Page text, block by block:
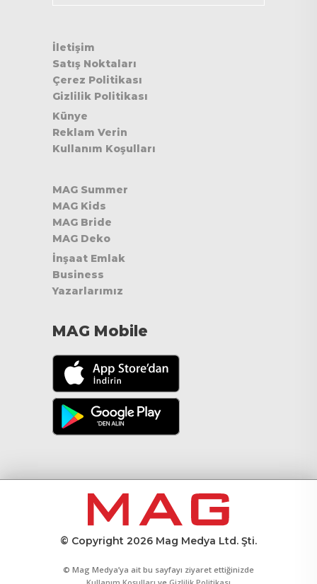
İletişim
Satış Noktaları
Çerez Politikası
Gizlilik Politikası
Künye
Reklam Verin
Kullanım Koşulları
MAG Summer
MAG Kids
MAG Bride
MAG Deko
İnşaat Emlak
Business
Yazarlarımız
MAG Mobile
© Copyright 2026 Mag Medya Ltd. Şti.
© Mag Medya’ya ait bu sayfayı ziyaret ettiğinizde